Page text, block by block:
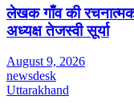
लेखक गाँव की रचनात्मक
अध्यक्ष तेजस्वी सूर्या
August 9, 2026
newsdesk
Uttarakhand